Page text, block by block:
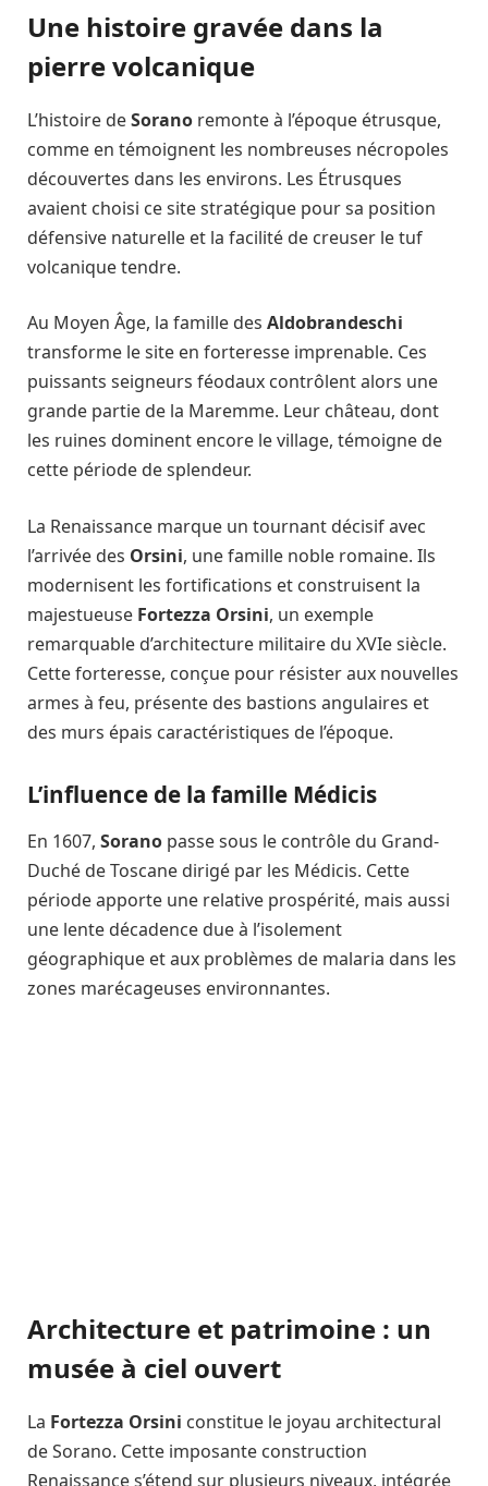
Une histoire gravée dans la
pierre volcanique
L’histoire deSorano remonte à l’époque étrusque,
comme en témoignent les nombreuses nécropoles
découvertes dans les environs. Les Étrusques
avaient choisi ce site stratégique pour sa position
défensive naturelle et la facilité de creuser le tuf
volcanique tendre.
Au Moyen Âge, la famille des Aldobrandeschi
transforme le site en forteresse imprenable. Ces
puissants seigneurs féodaux contrôlent alors une
grande partie de la Maremme. Leur château, dont
les ruines dominent encore le village, témoigne de
cette période de splendeur.
La Renaissance marque un tournant décisif avec
l’arrivée des Orsini, une famille noble romaine. Ils
modernisent les fortifications et construisent la
majestueuse Fortezza Orsini, un exemple
remarquable d’architecture militaire du XVIe siècle.
Cette forteresse, conçue pour résister aux nouvelles
armes à feu, présente des bastions angulaires et
des murs épais caractéristiques de l’époque.
L’influence de la famille Médicis
En 1607, Sorano passe sous le contrôle du Grand-
Duché de Toscane dirigé par les Médicis. Cette
période apporte une relative prospérité, mais aussi
une lente décadence due à l’isolement
géographique et aux problèmes de malaria dans les
zones marécageuses environnantes.
Architecture et patrimoine : un
musée à ciel ouvert
La Fortezza Orsini constitue le joyau architectural
de Sorano. Cette imposante construction
Renaissance s’étend sur plusieurs niveaux, intégrée